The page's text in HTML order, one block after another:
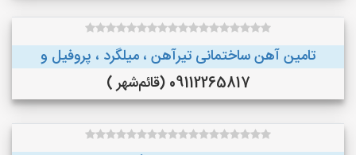
تامین آهن ساختمانی تیرآهن ، میلگرد ، پروفیل و
09112265817 (قائم‌شهر )